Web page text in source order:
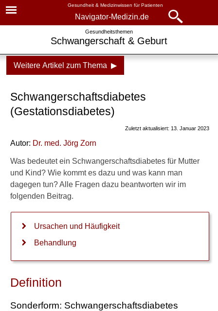
Gesundheit & Medizinwissen für Patienten
Navigator-Medizin.de
Gesundheitsthemen
Schwangerschaft & Geburt
Weitere Artikel zum Thema ▶
Schwangerschaftsdiabetes
(Gestationsdiabetes)
Zuletzt aktualisiert: 13. Januar 2023
Autor: Dr. med. Jörg Zorn
Was bedeutet ein Schwangerschaftsdiabetes für Mutter
und Kind? Wie kommt es dazu und was kann man
dagegen tun? Alle Fragen dazu beantworten wir im
folgenden Beitrag.
Ursachen und Häufigkeit
Behandlung
Definition
Sonderform: Schwangerschaftsdiabetes
► News
► Diagnostik & Laborwerte
▾
Gesundheitsthemen
Alle Fragen, alle Antworten
Schwangerschaftstest
Ernährung
Übelkeit in der
Schwangerschaft
Gewichtszunahme
Schwangerschaft
Sex in der Schwangerschaft
Sodbrennen in der